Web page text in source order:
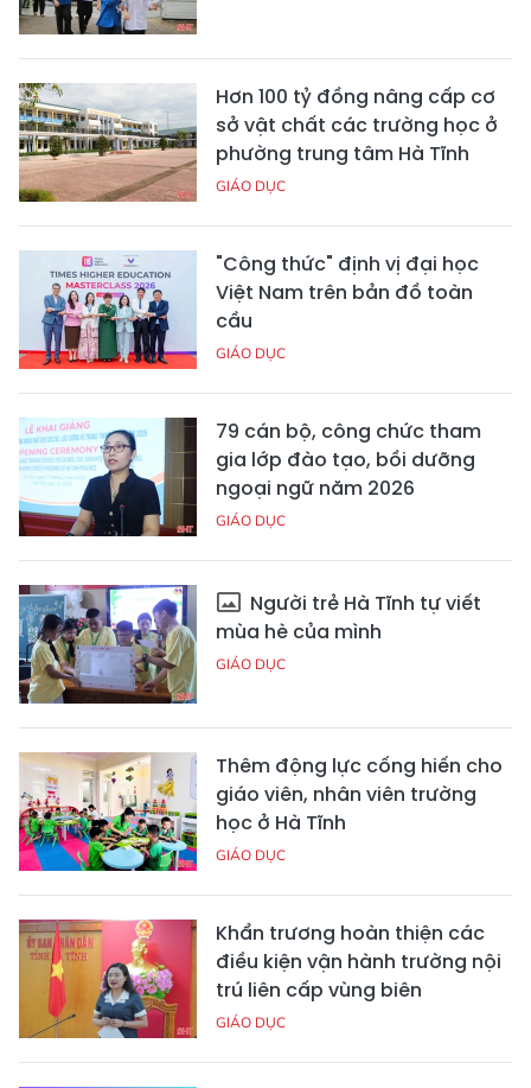
Hơn 100 tỷ đồng nâng cấp cơ
sở vật chất các trường học ở
phường trung tâm Hà Tĩnh
GIÁO DỤC
"Công thức" định vị đại học
Việt Nam trên bản đồ toàn
cầu
GIÁO DỤC
79 cán bộ, công chức tham
gia lớp đào tạo, bồi dưỡng
ngoại ngữ năm 2026
GIÁO DỤC
Người trẻ Hà Tĩnh tự viết
mùa hè của mình
GIÁO DỤC
Thêm động lực cống hiến cho
giáo viên, nhân viên trường
học ở Hà Tĩnh
GIÁO DỤC
Khẩn trương hoàn thiện các
điều kiện vận hành trường nội
trú liên cấp vùng biên
GIÁO DỤC